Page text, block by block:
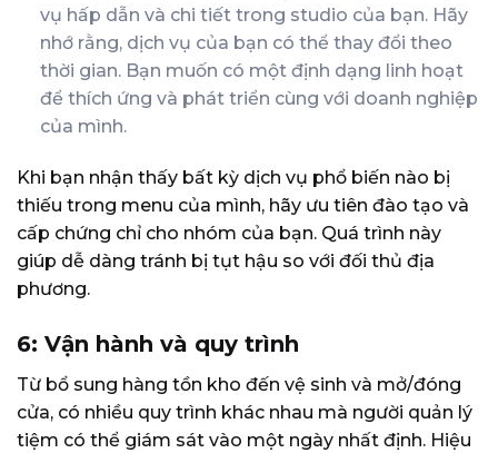
vụ hấp dẫn và chi tiết trong studio của bạn. Hãy
nhớ rằng, dịch vụ của bạn có thể thay đổi theo
thời gian. Bạn muốn có một định dạng linh hoạt
để thích ứng và phát triển cùng với doanh nghiệp
của mình.
Khi bạn nhận thấy bất kỳ dịch vụ phổ biến nào bị
thiếu trong menu của mình, hãy ưu tiên đào tạo và
cấp chứng chỉ cho nhóm của bạn. Quá trình này
giúp dễ dàng tránh bị tụt hậu so với đối thủ địa
phương.
6: Vận hành và quy trình
Từ bổ sung hàng tồn kho đến vệ sinh và mở/đóng
cửa, có nhiều quy trình khác nhau mà người quản lý
tiệm có thể giám sát vào một ngày nhất định. Hiệu